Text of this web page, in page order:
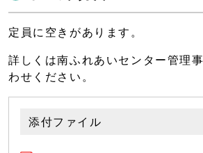
定員に空きがあります。
詳しくは南ふれあいセンター管理
わせください。
添付ファイル